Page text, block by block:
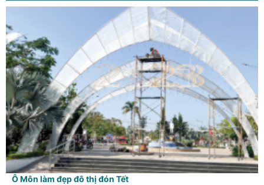
Ô Môn làm đẹp đô thị đón Tết